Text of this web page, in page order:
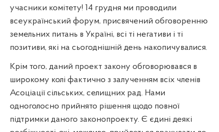
учасники комітету! 14 грудня ми проводили
всеукраїнський форум, присвячений обговоренню
земельних питань в Україні, всі ті негативи і ті
позитиви, які на сьогоднішній день накопичувалися.
Крім того, даний проект закону обговорювався в
широкому колі фактично з залученням всіх членів
Асоціації сільських, селищних рад. Нами
одноголосно прийнято рішення щодо повної
підтримки даного законопроекту. Є єдині деякі